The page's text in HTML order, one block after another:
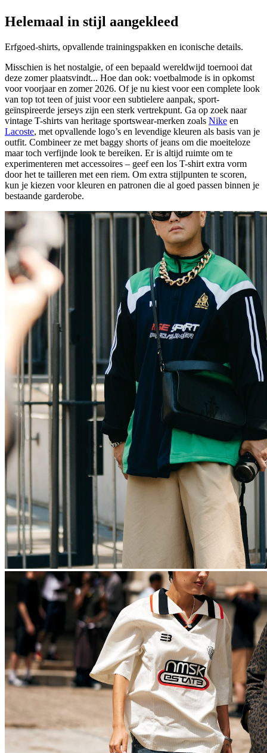
Helemaal in stijl aangekleed
Erfgoed-shirts, opvallende trainingspakken en iconische details.
Misschien is het nostalgie, of een bepaald wereldwijd toernooi dat
deze zomer plaatsvindt... Hoe dan ook: voetbalmode is in opkomst
voor voorjaar en zomer 2026. Of je nu kiest voor een complete look
van top tot teen of juist voor een subtielere aanpak, sport-
geïnspireerde jerseys zijn een sterk vertrekpunt. Ga op zoek naar
vintage T-shirts van heritage sportswear-merken zoals Nike en
Lacoste, met opvallende logo’s en levendige kleuren als basis van je
outfit. Combineer ze met baggy shorts of jeans om die moeiteloze
maar toch verfijnde look te bereiken. Er is altijd ruimte om te
experimenteren met accessoires – geef een los T-shirt extra vorm
door het te tailleren met een riem. Om extra stijlpunten te scoren,
kun je kiezen voor kleuren en patronen die al goed passen binnen je
bestaande garderobe.